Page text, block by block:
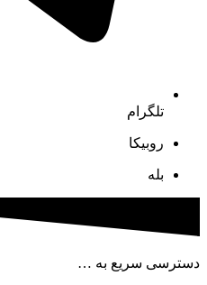
تلگرام
روبیکا
بله
دسترسی سریع به …